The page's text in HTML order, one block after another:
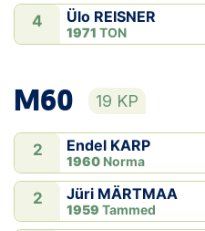
4 Ülo REISNER
1971 TON
M60 19 KP
2 Endel KARP
1960 Norma
2 Jüri MÄRTMAA
1959 Tammed